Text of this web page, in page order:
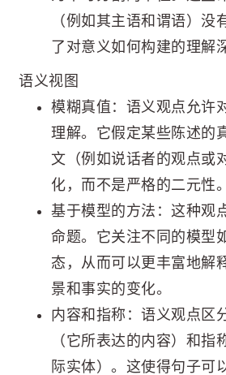
（例如其主语和谓语）没
了对意义如何构建的理解
语义视图
模糊真值：语义观点允许
理解。它假定某些陈述的
文（例如说话者的观点或
化，而不是严格的二元性。
基于模型的方法：这种观
命题。它关注不同的模型
态，从而可以更丰富地解
景和事实的变化。
内容和指称：语义观点区
（它所表达的内容）和指
际实体）。这使得句子可